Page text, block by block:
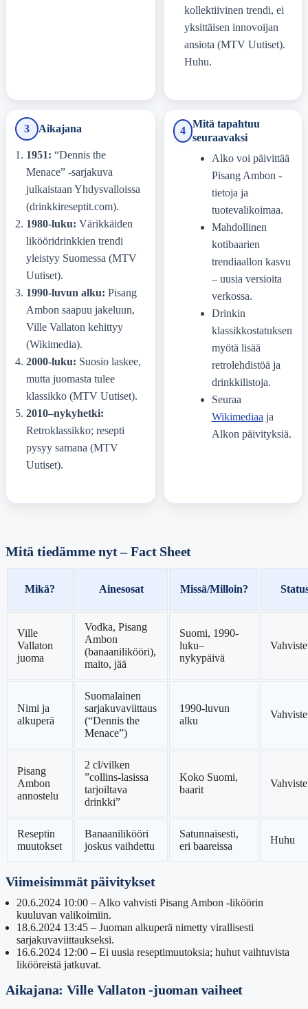
kollektiivinen trendi, ei
yksittäisen innovoijan
ansiota (MTV Uutiset).
Huhu.
3 Aikajana
1951: “Dennis the
Menace” -sarjakuva
julkaistaan Yhdysvalloissa
(drinkkireseptit.com).
1980-luku: Värikkäiden
likööridrinkkien trendi
yleistyy Suomessa (MTV
Uutiset).
1990-luvun alku: Pisang
Ambon saapuu jakeluun,
Ville Vallaton kehittyy
(Wikimedia).
2000-luku: Suosio laskee,
mutta juomasta tulee
klassikko (MTV Uutiset).
2010–nykyhetki:
Retroklassikko; resepti
pysyy samana (MTV
Uutiset).
4
Mitä tapahtuu
seuraavaksi
Alko voi päivittää
Pisang Ambon -
tietoja ja
tuotevalikoimaa.
Mahdollinen
kotibaarien
trendiaallon kasvu
– uusia versioita
verkossa.
Drinkin
klassikkostatuksen
myötä lisää
retrolehdistöä ja
drinkkilistoja.
Seuraa
Wikimediaa ja
Alkon päivityksiä.
Mitä tiedämme nyt – Fact Sheet
Mikä? Ainesosat Missä/Milloin?
Ville
Vallaton
juoma
Vodka, Pisang
Ambon
(banaanilikööri),
maito, jää
Suomi, 1990-
luku–
nykypäivä
Nimi ja
alkuperä
Suomalainen
sarjakuvaviittaus
(“Dennis the
Menace”)
1990-luvun
alku
Pisang
Ambon
annostelu
2 cl/vilken
”collins-lasissa
tarjoiltava
drinkki”
Koko Suomi,
baarit
Reseptin
muutokset
Banaanilikööri
joskus vaihdettu
Satunnaisesti,
eri baareissa
Huhu
Viimeisimmät päivitykset
20.6.2024 10:00 – Alko vahvisti Pisang Ambon -liköörin
kuuluvan valikoimiin.
18.6.2024 13:45 – Juoman alkuperä nimetty virallisesti
sarjakuvaviittaukseksi.
16.6.2024 12:00 – Ei uusia reseptimuutoksia; huhut vaihtuvista
likööreistä jatkuvat.
Aikajana: Ville Vallaton -juoman vaiheet